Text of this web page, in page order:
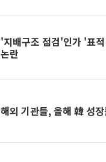
'지배구조 점검'인가 '표
논란
해외 기관들, 올해 韓 성